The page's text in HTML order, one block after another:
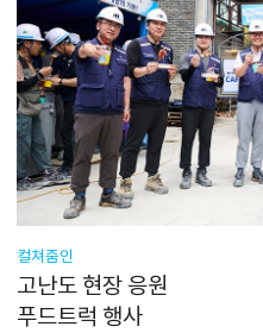
컬쳐줌인
고난도 현장 응원
푸드트럭 행사